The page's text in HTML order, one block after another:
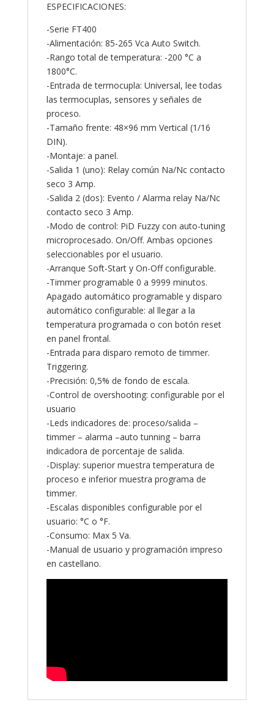
ESPECIFICACIONES:
-Serie FT400
-Alimentación: 85-265 Vca Auto Switch.
-Rango total de temperatura: -200 °C a
1800°C.
-Entrada de termocupla: Universal, lee todas
las termocuplas, sensores y señales de
proceso.
-Tamaño frente: 48×96 mm Vertical (1/16
DIN).
-Montaje: a panel.
-Salida 1 (uno): Relay común Na/Nc contacto
seco 3 Amp.
-Salida 2 (dos): Evento / Alarma relay Na/Nc
contacto seco 3 Amp.
-Modo de control: PiD Fuzzy con auto-tuning
microprocesado. On/Off. Ambas opciones
seleccionables por el usuario.
-Arranque Soft-Start y On-Off configurable.
-Timmer programable 0 a 9999 minutos.
Apagado automático programable y disparo
automático configurable: al llegar a la
temperatura programada o con botón reset
en panel frontal.
-Entrada para disparo remoto de timmer.
Triggering.
-Precisión: 0,5% de fondo de escala.
-Control de overshooting: configurable por el
usuario
-Leds indicadores de: proceso/salida –
timmer – alarma –auto tunning – barra
indicadora de porcentaje de salida.
-Display: superior muestra temperatura de
proceso e inferior muestra programa de
timmer.
-Escalas disponibles configurable por el
usuario: °C o °F.
-Consumo: Max 5 Va.
-Manual de usuario y programación impreso
en castellano.